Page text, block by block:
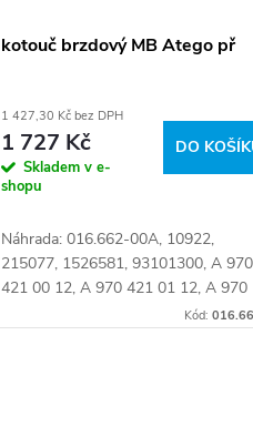
kotouč brzdový MB Atego př
1 427,30 Kč bez DPH
1 727 Kč
Skladem v e-
shopu
DO
Náhrada: 016.662-00A, 10922,
215077, 1526581, 93101300, A 970
421 00 12, A 970 421 01 12, A 970
421 02 12, A 970 421 06 12,
Kód: